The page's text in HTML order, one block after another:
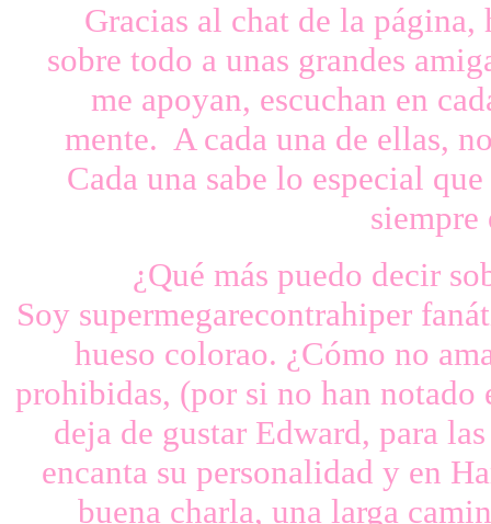
Gracias al chat de la
sobre todo a unas grandes
me apoyan, escuchan en
mente. A cada una de ellas,
Cada una sabe lo especial
siempre
¿Qué más puedo decir
Soy supermegarecontrahiper
hueso colorao. ¿Cómo no
prohibidas, (por si no han
deja de gustar Edward, para
encanta su personalidad y en
buena charla, una larga